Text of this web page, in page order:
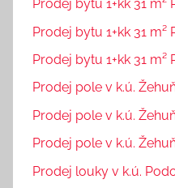
Prodej bytu 1+kk 31 m²
Prodej bytu 1+kk 31 m²
Prodej bytu 1+kk 31 m²
Prodej pole v k.ú.
Prodej pole v k.ú.
Prodej pole v k.ú.
Prodej louky v k.ú.